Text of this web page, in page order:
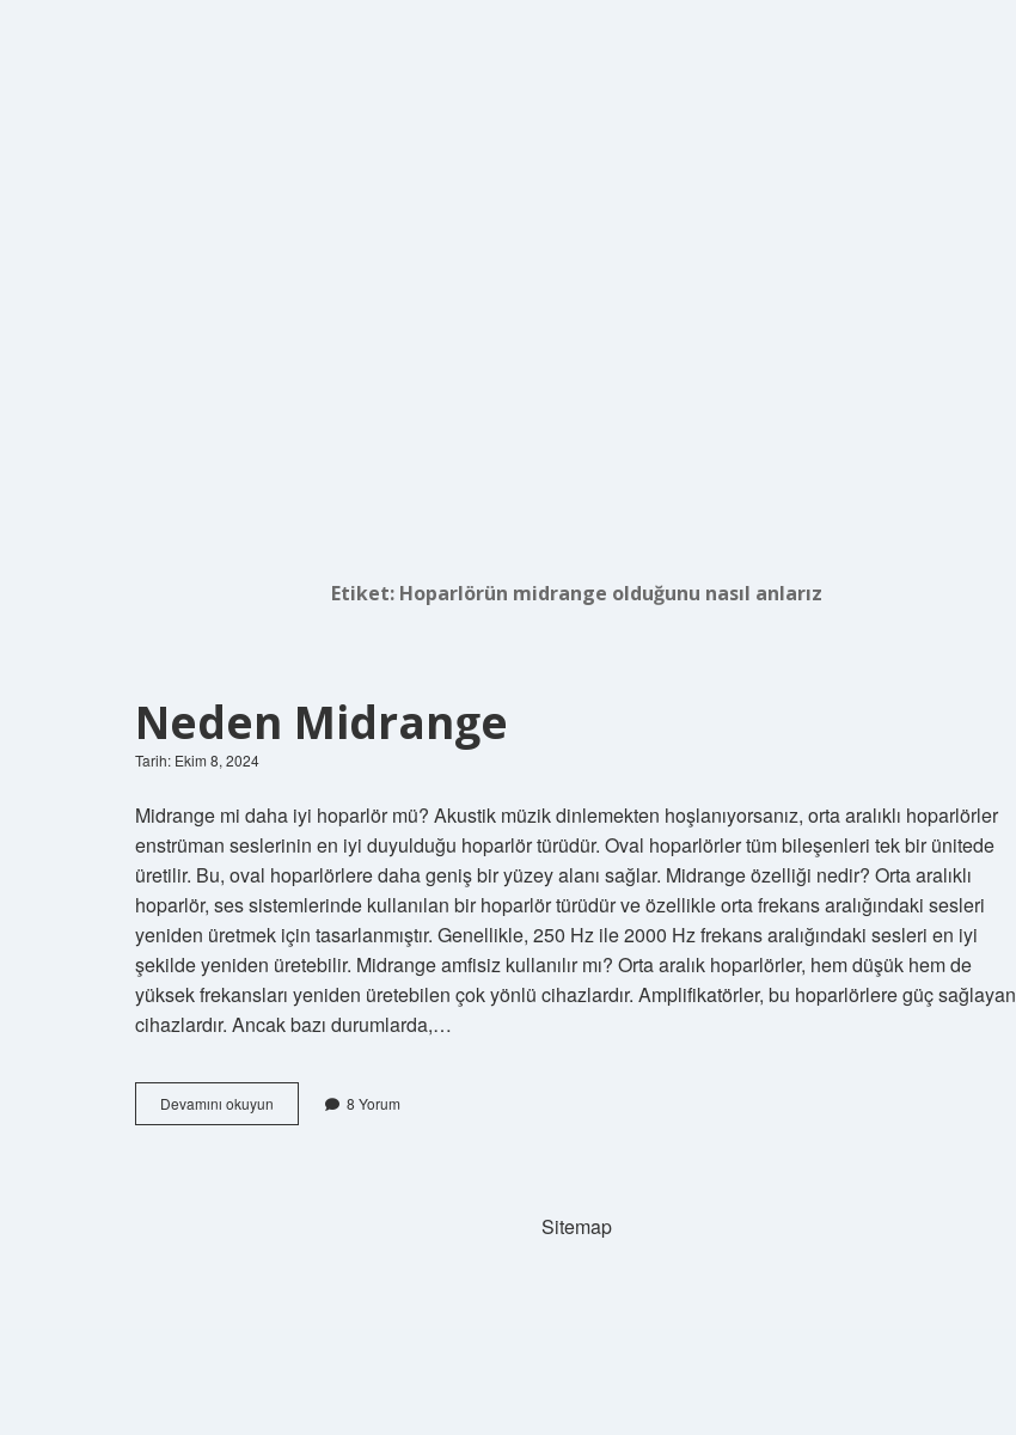
Etiket: Hoparlörün midrange olduğunu nasıl anlarız
Neden Midrange
Tarih: Ekim 8, 2024
Midrange mi daha iyi hoparlör mü? Akustik müzik dinlemekten hoşlanıyorsanız, orta aralıklı hoparlörler
enstrüman seslerinin en iyi duyulduğu hoparlör türüdür. Oval hoparlörler tüm bileşenleri tek bir ünitede
üretilir. Bu, oval hoparlörlere daha geniş bir yüzey alanı sağlar. Midrange özelliği nedir? Orta aralıklı
hoparlör, ses sistemlerinde kullanılan bir hoparlör türüdür ve özellikle orta frekans aralığındaki sesleri
yeniden üretmek için tasarlanmıştır. Genellikle, 250 Hz ile 2000 Hz frekans aralığındaki sesleri en iyi
şekilde yeniden üretebilir. Midrange amfisiz kullanılır mı? Orta aralık hoparlörler, hem düşük hem de
yüksek frekansları yeniden üretebilen çok yönlü cihazlardır. Amplifikatörler, bu hoparlörlere güç sağlayan
cihazlardır. Ancak bazı durumlarda,…
Devamını okuyun
Midrange
8 Yorum
Sitemap